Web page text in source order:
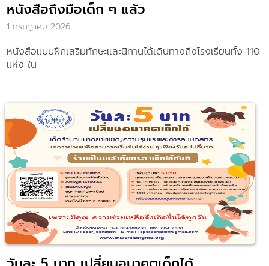
หนังสือถึงมือเด็ก ๆ แล้ว
1 กรกฎาคม 2026
หนังสือแบบฝึกเสริมทักษะและนิทานได้เดินทางถึงโรงเรียนทั้ง 110
แห่ง ใน